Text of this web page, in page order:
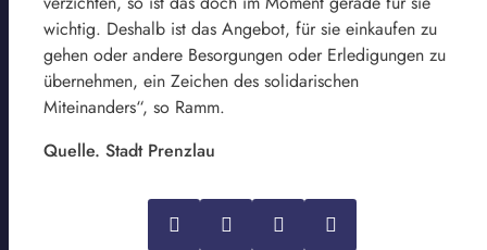
wichtig. Deshalb ist das Angebot, für sie einkaufen zu
gehen oder andere Besorgungen oder Erledigungen zu
übernehmen, ein Zeichen des solidarischen
Miteinanders“, so Ramm.
Quelle. Stadt Prenzlau